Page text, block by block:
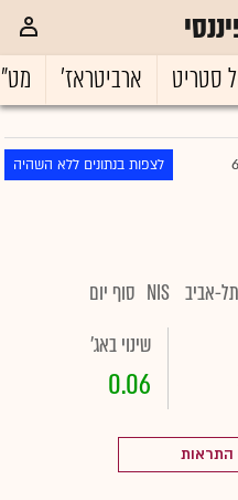
סטריט ארביטראז'
לצפות בנתונים ללא השהיה
תל-אביב NIS סוף יום
שינוי באג'
0.06
התראות